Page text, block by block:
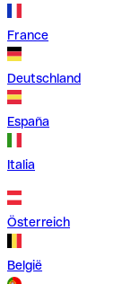
France
Deutschland
España
Italia
Österreich
België